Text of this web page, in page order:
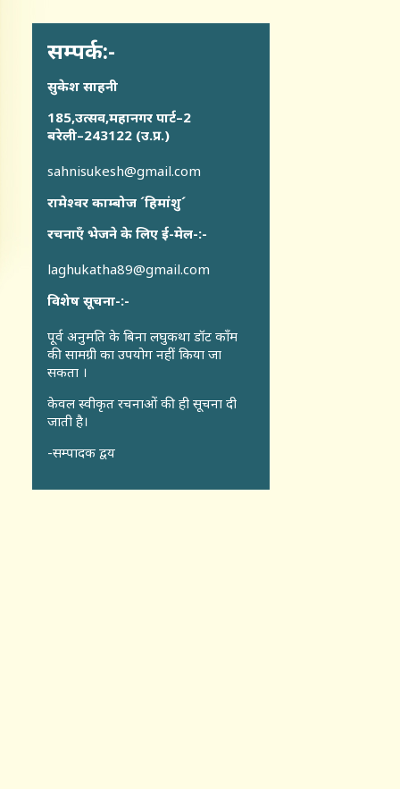
सम्पर्क:-
सुकेश साहनी
185,उत्सव,महानगर पार्ट–2
बरेली–243122 (उ.प्र.)
sahnisukesh@gmail.com
रामेश्वर काम्बोज ´हिमांशु´
रचनाएँ भेजने के लिए ई-मेल-:-
laghukatha89@gmail.com
विशेष सूचना-:-
पूर्व अनुमति के बिना लघुकथा डॉट कॉंम
की सामग्री का उपयोग नहीं किया जा
सकता ।
केवल स्वीकृत रचनाओं की ही सूचना दी
जाती है।
-सम्पादक द्वय